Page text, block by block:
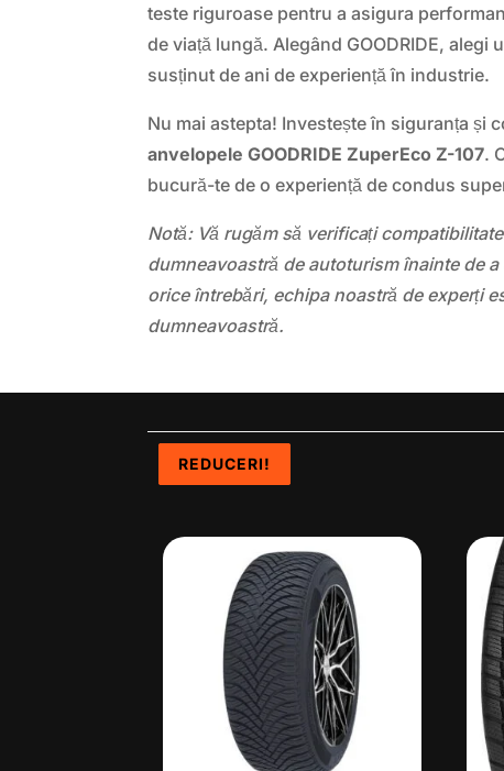
teste riguroase pentru a asigura
de viață lungă. Alegând GOODRIDE, alegi
susținut de ani de experiență în industrie.
Nu mai astepta! Investește în siguranța și
anvelopele GOODRIDE ZuperEco Z-107.
bucură-te de o experiență de condus
Notă: Vă rugăm să verificați
dumneavoastră de autoturism înainte de
orice întrebări, echipa noastră de experți
dumneavoastră.
REDUCERI!
REDUCERI!
REDUCERI!
REDUCERI!